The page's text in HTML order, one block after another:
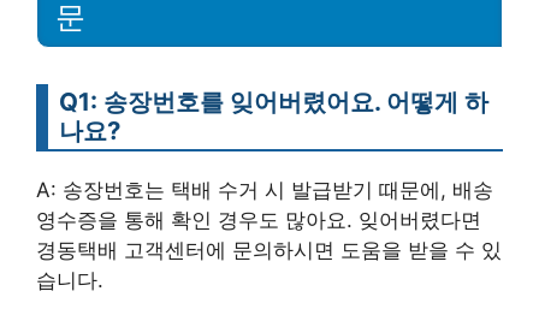
문
Q1: 송장번호를 잊어버렸어요. 어떻게 하
나요?
A: 송장번호는 택배 수거 시 발급받기 때문에, 배송
영수증을 통해 확인 경우도 많아요. 잊어버렸다면
경동택배 고객센터에 문의하시면 도움을 받을 수 있
습니다.